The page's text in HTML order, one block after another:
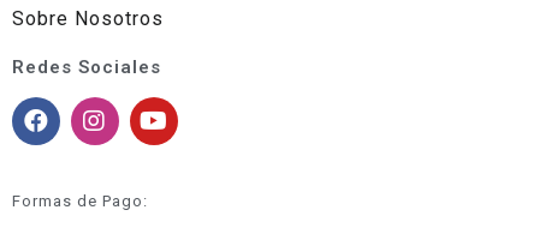
Sobre Nosotros
Redes Sociales
Formas de Pago: